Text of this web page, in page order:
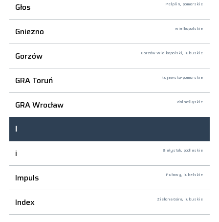
Głos Pelplin, pomorskie
Gniezno wielkopolskie
Gorzów Gorzów Wielkopolski, lubuskie
GRA Toruń kujawsko-pomorskie
GRA Wrocław dolnośląskie
I
i
Białystok, podlaskie
Impuls Puławy, lubelskie
Index Zielona Góra, lubuskie